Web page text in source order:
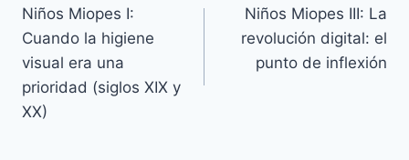
de
entradas
Niños Miopes I:
Cuando la higiene
visual era una
prioridad (siglos XIX y
XX)
Niños Miopes III: La
revolución digital: el
punto de inflexión